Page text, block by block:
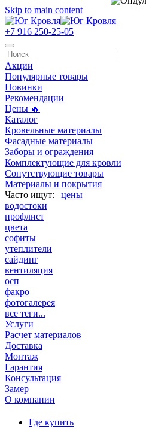
Skip to main content
+7 916 250-25-05
Акции
Популярные товары
Новинки
Рекомендации
Цены 🔥
Каталог
Кровельные материалы
Фасадные материалы
Заборы и ограждения
Комплектующие для кровли
Сопутствующие товары
Материалы и покрытия
цены
водостоки
профлист
цвета
софиты
утеплители
сайдинг
вентиляция
осп
факро
фотогалерея
все теги...
Услуги
Расчет материалов
Доставка
Монтаж
Гарантия
Консультация
Замер
О компании
Где купить